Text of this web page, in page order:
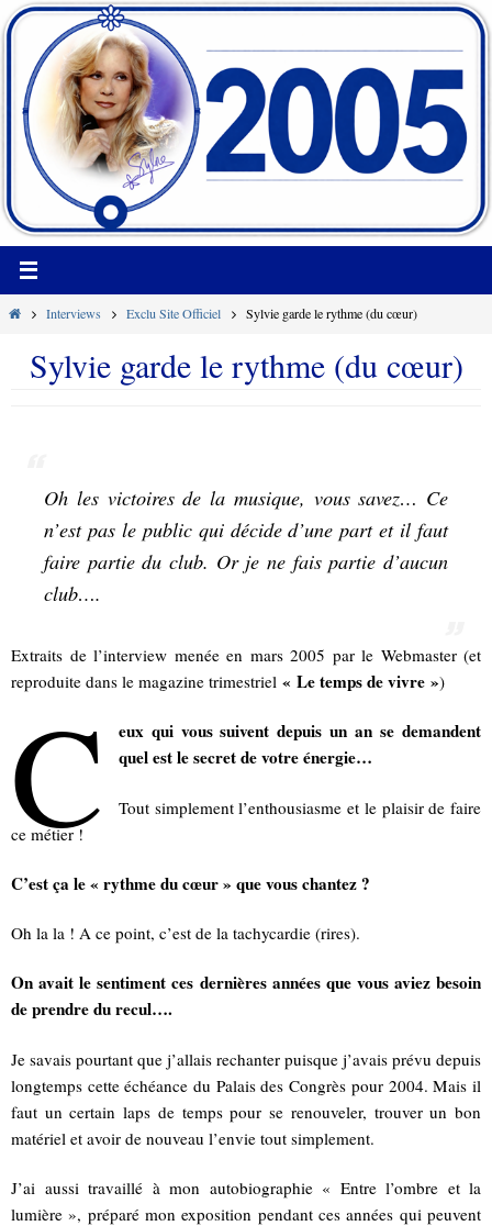
Passer
vers
contenu
HomeInterviews Exclu Site Officiel Sylvie garde le rythme (du cœur)
Sylvie garde le rythme (du cœur)
Oh les victoires de la musique, vous savez… Ce
n’est pas le public qui décide d’une part et il faut
faire partie du club. Or je ne fais partie d’aucun
club….
Extraits de l’interview menée en mars 2005 par le Webmaster (et
reproduite dans le magazine trimestriel « Le temps de vivre »)
C
eux qui vous suivent depuis un an se demandent
quel est le secret de votre énergie…
Tout simplement l’enthousiasme et le plaisir de faire
ce métier !
C’est ça le « rythme du cœur » que vous chantez ?
Oh la la ! A ce point, c’est de la tachycardie (rires).
On avait le sentiment ces dernières années que vous aviez besoin
de prendre du recul….
Je savais pourtant que j’allais rechanter puisque j’avais prévu depuis
longtemps cette échéance du Palais des Congrès pour 2004. Mais il
faut un certain laps de temps pour se renouveler, trouver un bon
matériel et avoir de nouveau l’envie tout simplement.
J’ai aussi travaillé à mon autobiographie « Entre l’ombre et la
lumière », préparé mon exposition pendant ces années qui peuvent